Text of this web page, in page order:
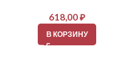
618,00₽
В КОРЗИНУ